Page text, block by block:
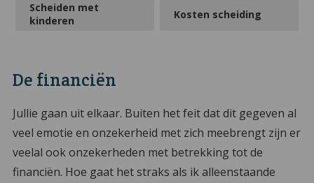
Scheiden met
kinderen
Kosten scheiding
De financiën
Jullie gaan uit elkaar. Buiten het feit dat dit gegeven al
veel emotie en onzekerheid met zich meebrengt zijn er
veelal ook onzekerheden met betrekking tot de
financiën. Hoe gaat het straks als ik alleenstaande